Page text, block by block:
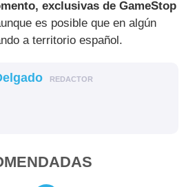
exclusivas de GameStop
es posible que en algún
a territorio español.
REDACTOR